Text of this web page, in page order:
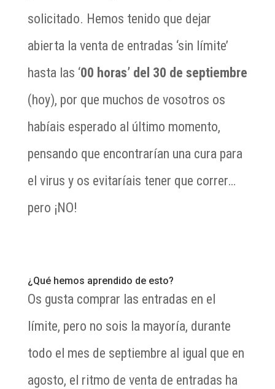
solicitado. Hemos tenido que dejar
abierta la venta de entradas ‘sin límite’
hasta las ‘00 horas’ del 30 de septiembre
(hoy), por que muchos de vosotros os
habíais esperado al último momento,
pensando que encontrarían una cura para
el virus y os evitaríais tener que correr…
pero ¡NO!
¿Qué hemos aprendido de esto?
Os gusta comprar las entradas en el
límite, pero no sois la mayoría, durante
todo el mes de septiembre al igual que en
agosto, el ritmo de venta de entradas ha